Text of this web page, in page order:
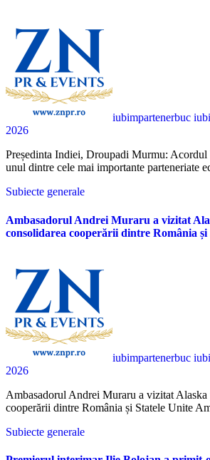
iubimpartenerbuc
2026
Președinta Indiei, Droupadi Murmu: Acordul UE–India va consolida
unul dintre cele mai importante parteneriate
Subiecte generale
Ambasadorul Andrei Muraru a vizitat
consolidarea cooperării dintre România și
iubimpartenerbuc
2026
Ambasadorul Andrei Muraru a vizitat Alaska pentru consolidarea
cooperării dintre România și Statele Unite
Subiecte generale